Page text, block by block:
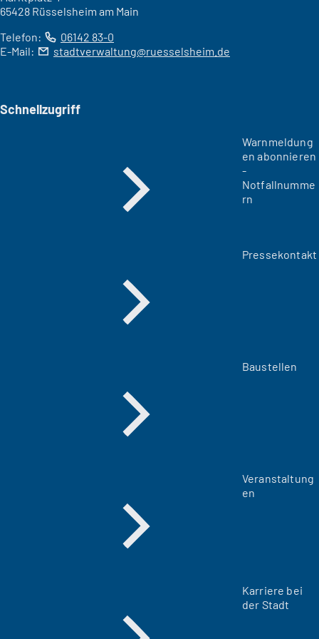
65428 Rüsselsheim am Main
Telefon:
06142 83-0
E-Mail:
stadtverwaltung ruesselsheim de
Schnellzugriff
Warnmeldung
en abonnieren
-
Notfallnumme
rn
Pressekontakt
Baustellen
Veranstaltung
en
Karriere bei
der Stadt